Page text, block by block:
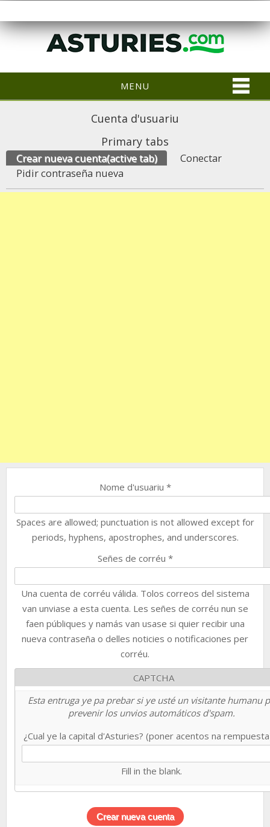
MENU
Cuenta d'usuariu
Primary tabs
Crear nueva cuenta(active tab)
Conectar
Pidir contraseña nueva
Nome d'usuariu *
Spaces are allowed; punctuation is not allowed except for
periods, hyphens, apostrophes, and underscores.
Señes de corréu *
Una cuenta de corréu válida. Tolos correos del sistema
van unviase a esta cuenta. Les señes de corréu nun se
faen públiques y namás van usase si quier recibir una
nueva contraseña o delles noticies o notificaciones per
corréu.
CAPTCHA
Esta entruga ye pa prebar si ye usté un visitante humanu
prevenir los unvios automáticos d'spam.
¿Cual ye la capital d'Asturies? (poner acentos na
Fill in the blank.